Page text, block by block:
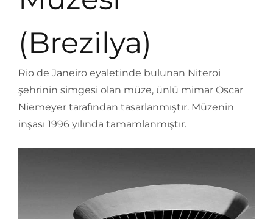
(Brezilya)
Rio de Janeiro eyaletinde bulunan Niteroi
şehrinin simgesi olan müze, ünlü mimar Oscar
Niemeyer tarafından tasarlanmıştır. Müzenin
inşası 1996 yılında tamamlanmıştır.